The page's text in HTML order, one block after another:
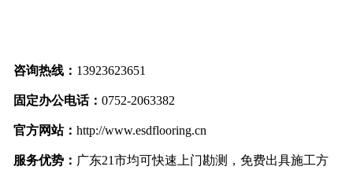
咨询热线： 13923623651
固定办公电话： 0752-2063382
官方网站： http://www.esdflooring.cn
服务优势： 广东21市均可快速上门勘测，免费出具施工方